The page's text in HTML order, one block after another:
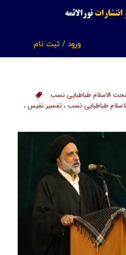
نورالائمه
ورود / ثبت نام
الاسلام طباطبایی نسب
طباطبایی نسب، تفسیر نفیس،